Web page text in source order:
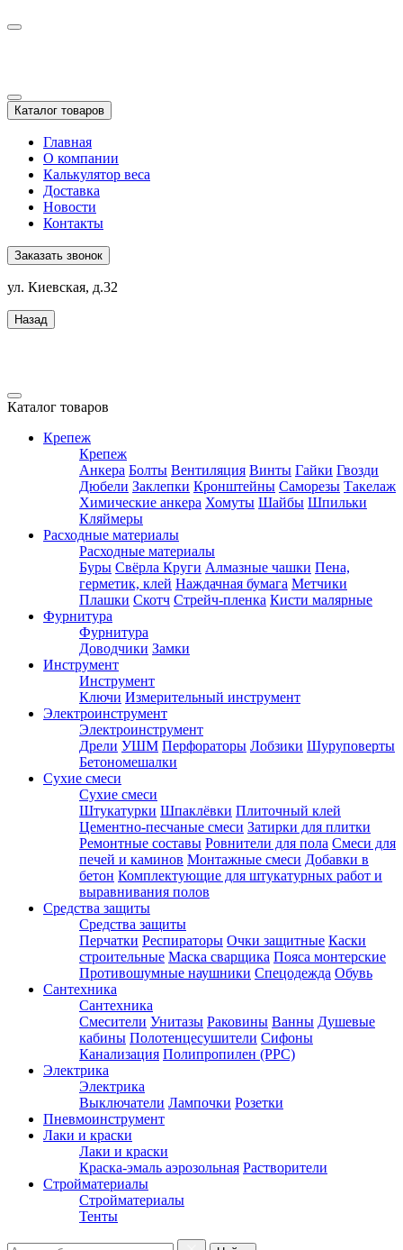
Каталог товаров
Главная
О компании
Калькулятор веса
Доставка
Новости
Контакты
Заказать звонок
ул. Киевская, д.32
Назад
Каталог товаров
Крепеж
Крепеж
Анкера Болты Вентиляция Винты Гайки Гвозди
Дюбели Заклепки Кронштейны Саморезы Такелаж
Химические анкера Хомуты Шайбы Шпильки
Кляймеры
Расходные материалы
Расходные материалы
Буры Свёрла Круги Алмазные чашки Пена,
герметик, клей Наждачная бумага Метчики
Плашки Скотч Стрейч-пленка Кисти малярные
Фурнитура
Фурнитура
Доводчики Замки
Инструмент
Инструмент
Ключи Измерительный инструмент
Электроинструмент
Электроинструмент
Дрели УШМ Перфораторы Лобзики Шуруповерты
Бетономешалки
Сухие смеси
Сухие смеси
Штукатурки Шпаклёвки Плиточный клей
Цементно-песчаные смеси Затирки для плитки
Ремонтные составы Ровнители для пола Смеси для
печей и каминов Монтажные смеси Добавки в
бетон Комплектующие для штукатурных работ и
выравнивания полов
Средства защиты
Средства защиты
Перчатки Респираторы Очки защитные Каски
строительные Маска сварщика Пояса монтерские
Противошумные наушники Спецодежда Обувь
Сантехника
Сантехника
Смесители Унитазы Раковины Ванны Душевые
кабины Полотенцесушители Сифоны
Канализация Полипропилен (PPC)
Электрика
Электрика
Выключатели Лампочки Розетки
Пневмоинструмент
Лаки и краски
Лаки и краски
Краска-эмаль аэрозольная Растворители
Стройматериалы
Стройматериалы
Тенты